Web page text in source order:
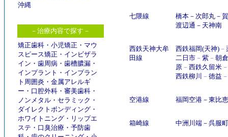
沖縄
－治療内容で探す－
矯正歯科 ・ 小児矯正 ・ マウ
スピース矯正 ・ インビザラ
イン ・ 歯周病 ・ 歯槽膿漏 ・
インプラント ・ インプラン
ト周囲炎 ・ 金属アレルギ
ー ・ 口腔外科 ・ 審美歯科 ・
ノンメタル ・ セラミック ・
ダイレクトボンディング ・
ホワイトニング ・ リップエ
ステ ・ 口臭治療 ・ 予防歯
七隈線 橋本 －次郎丸 －
渡辺通 － 天神南
西鉄天神大牟
田線
西鉄福岡(天神) －
二日市 －紫 －朝
原 －西鉄久留米
西鉄柳川 －徳益
空港線 福岡空港 －東比
箱崎線 中洲川端 －呉服